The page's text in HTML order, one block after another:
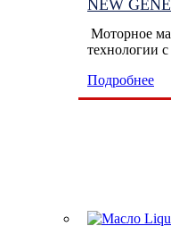
NEW
Моторное
технологии
Подробнее